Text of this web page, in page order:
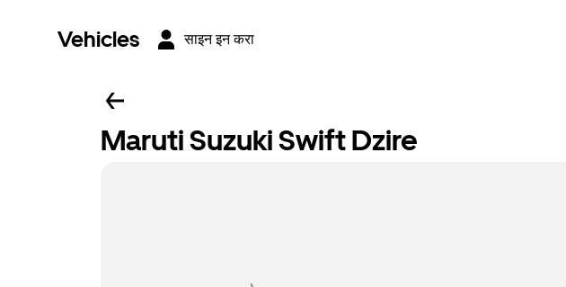
Vehicles साइन इन करा
Maruti Suzuki Swift Dzire